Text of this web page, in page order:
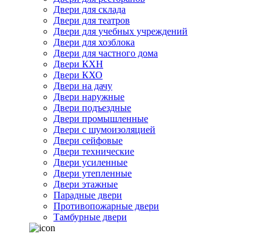
Двери для склада
Двери для театров
Двери для учебных учреждений
Двери для хозблока
Двери для частного дома
Двери КХН
Двери КХО
Двери на дачу
Двери наружные
Двери подъездные
Двери промышленные
Двери с шумоизоляцией
Двери сейфовые
Двери технические
Двери усиленные
Двери утепленные
Двери этажные
Парадные двери
Противопожарные двери
Тамбурные двери